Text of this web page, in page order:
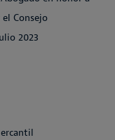
Consejo
2023